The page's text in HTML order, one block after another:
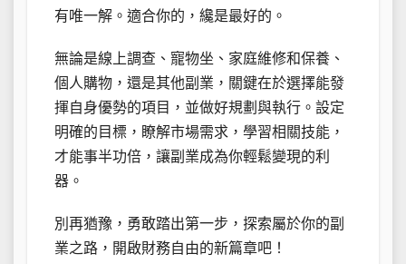
有唯一解。適合你的，纔是最好的。
無論是線上調查、寵物坐、家庭維修和保養、
個人購物，還是其他副業，關鍵在於選擇能發
揮自身優勢的項目，並做好規劃與執行。設定
明確的目標，瞭解市場需求，學習相關技能，
才能事半功倍，讓副業成為你輕鬆變現的利
器。
別再猶豫，勇敢踏出第一步，探索屬於你的副
業之路，開啟財務自由的新篇章吧！